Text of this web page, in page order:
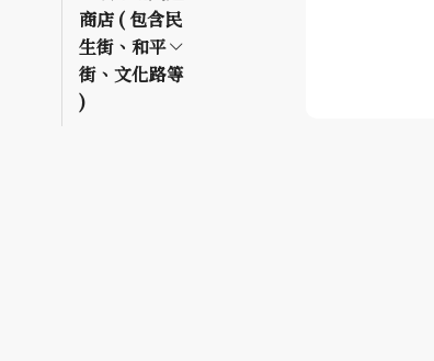
商店 ( 包含民
生街、和平
街、文化路等
)